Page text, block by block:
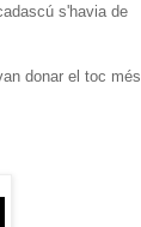
s'havia de
donar el toc més